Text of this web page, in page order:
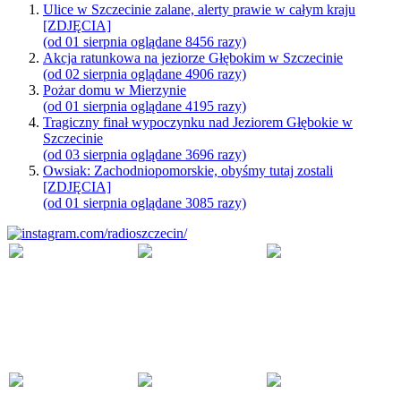
Ulice w Szczecinie zalane, alerty prawie w całym kraju
[ZDJĘCIA]
(od 01 sierpnia oglądane 8456 razy)
Akcja ratunkowa na jeziorze Głębokim w Szczecinie
(od 02 sierpnia oglądane 4906 razy)
Pożar domu w Mierzynie
(od 01 sierpnia oglądane 4195 razy)
Tragiczny finał wypoczynku nad Jeziorem Głębokie w
Szczecinie
(od 03 sierpnia oglądane 3696 razy)
Owsiak: Zachodniopomorskie, obyśmy tutaj zostali
[ZDJĘCIA]
(od 01 sierpnia oglądane 3085 razy)